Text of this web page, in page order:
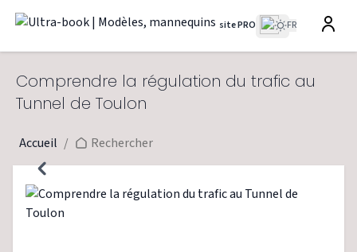
site PRO FR
Comprendre la régulation du trafic au
Tunnel de Toulon
Accueil / Rechercher